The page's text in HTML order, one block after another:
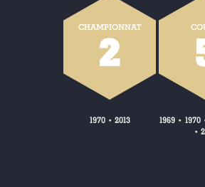
CHAMPIONNAT
2
1970 • 2013 1969 • 1970
•